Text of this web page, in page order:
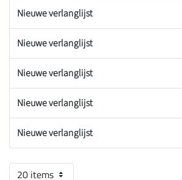
Nieuwe verlanglijst
Nieuwe verlanglijst
Nieuwe verlanglijst
Nieuwe verlanglijst
Nieuwe verlanglijst
20 items